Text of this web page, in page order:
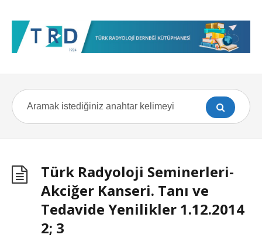
Türk Radyoloji Seminerleri-
Akciğer Kanseri. Tanı ve
Tedavide Yenilikler 1.12.2014
2; 3